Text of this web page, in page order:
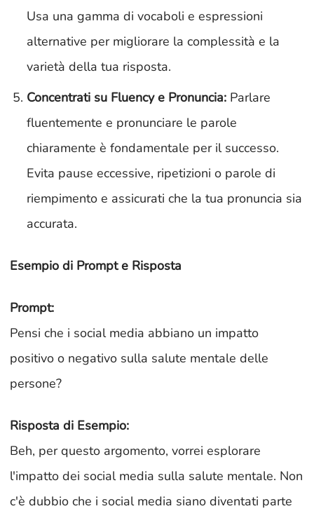
Usa una gamma di vocaboli e espressioni
alternative per migliorare la complessità e la
varietà della tua risposta.
Concentrati su Fluency e Pronuncia: Parlare
fluentemente e pronunciare le parole
chiaramente è fondamentale per il successo.
Evita pause eccessive, ripetizioni o parole di
riempimento e assicurati che la tua pronuncia sia
accurata.
Esempio di Prompt e Risposta
Prompt:
Pensi che i social media abbiano un impatto
positivo o negativo sulla salute mentale delle
persone?
Risposta di Esempio:
Beh, per questo argomento, vorrei esplorare
l'impatto dei social media sulla salute mentale. Non
c'è dubbio che i social media siano diventati parte